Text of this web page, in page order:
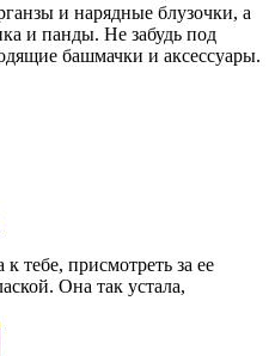
и нарядные блузочки, а
и панды. Не забудь под
башмачки и аксессуары.
тебе, присмотреть за ее
Она так устала,